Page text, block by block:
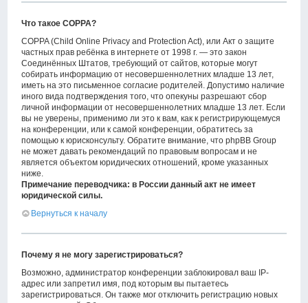
Что такое COPPA?
COPPA (Child Online Privacy and Protection Act), или Акт о защите
частных прав ребёнка в интернете от 1998 г. — это закон
Соединённых Штатов, требующий от сайтов, которые могут
собирать информацию от несовершеннолетних младше 13 лет,
иметь на это письменное согласие родителей. Допустимо наличие
иного вида подтверждения того, что опекуны разрешают сбор
личной информации от несовершеннолетних младше 13 лет. Если
вы не уверены, применимо ли это к вам, как к регистрирующемуся
на конференции, или к самой конференции, обратитесь за
помощью к юрисконсульту. Обратите внимание, что phpBB Group
не может давать рекомендаций по правовым вопросам и не
является объектом юридических отношений, кроме указанных
ниже.
Примечание переводчика: в России данный акт не имеет
юридической силы.
Вернуться к началу
Почему я не могу зарегистрироваться?
Возможно, администратор конференции заблокировал ваш IP-
адрес или запретил имя, под которым вы пытаетесь
зарегистрироваться. Он также мог отключить регистрацию новых